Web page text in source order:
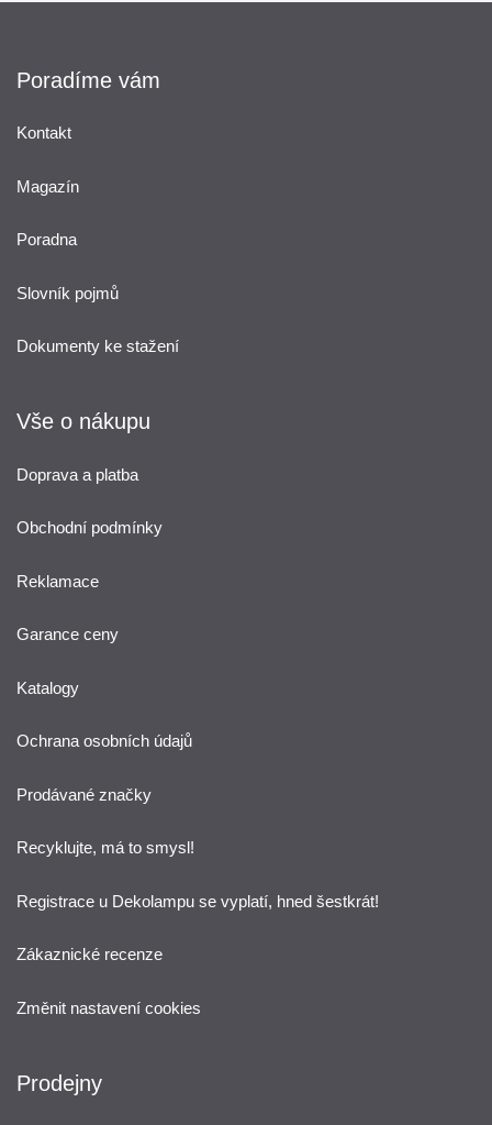
Poradíme vám
Kontakt
Magazín
Poradna
Slovník pojmů
Dokumenty ke stažení
Vše o nákupu
Doprava a platba
Obchodní podmínky
Reklamace
Garance ceny
Katalogy
Ochrana osobních údajů
Prodávané značky
Recyklujte, má to smysl!
Registrace u Dekolampu se vyplatí, hned šestkrát!
Zákaznické recenze
Změnit nastavení cookies
Prodejny